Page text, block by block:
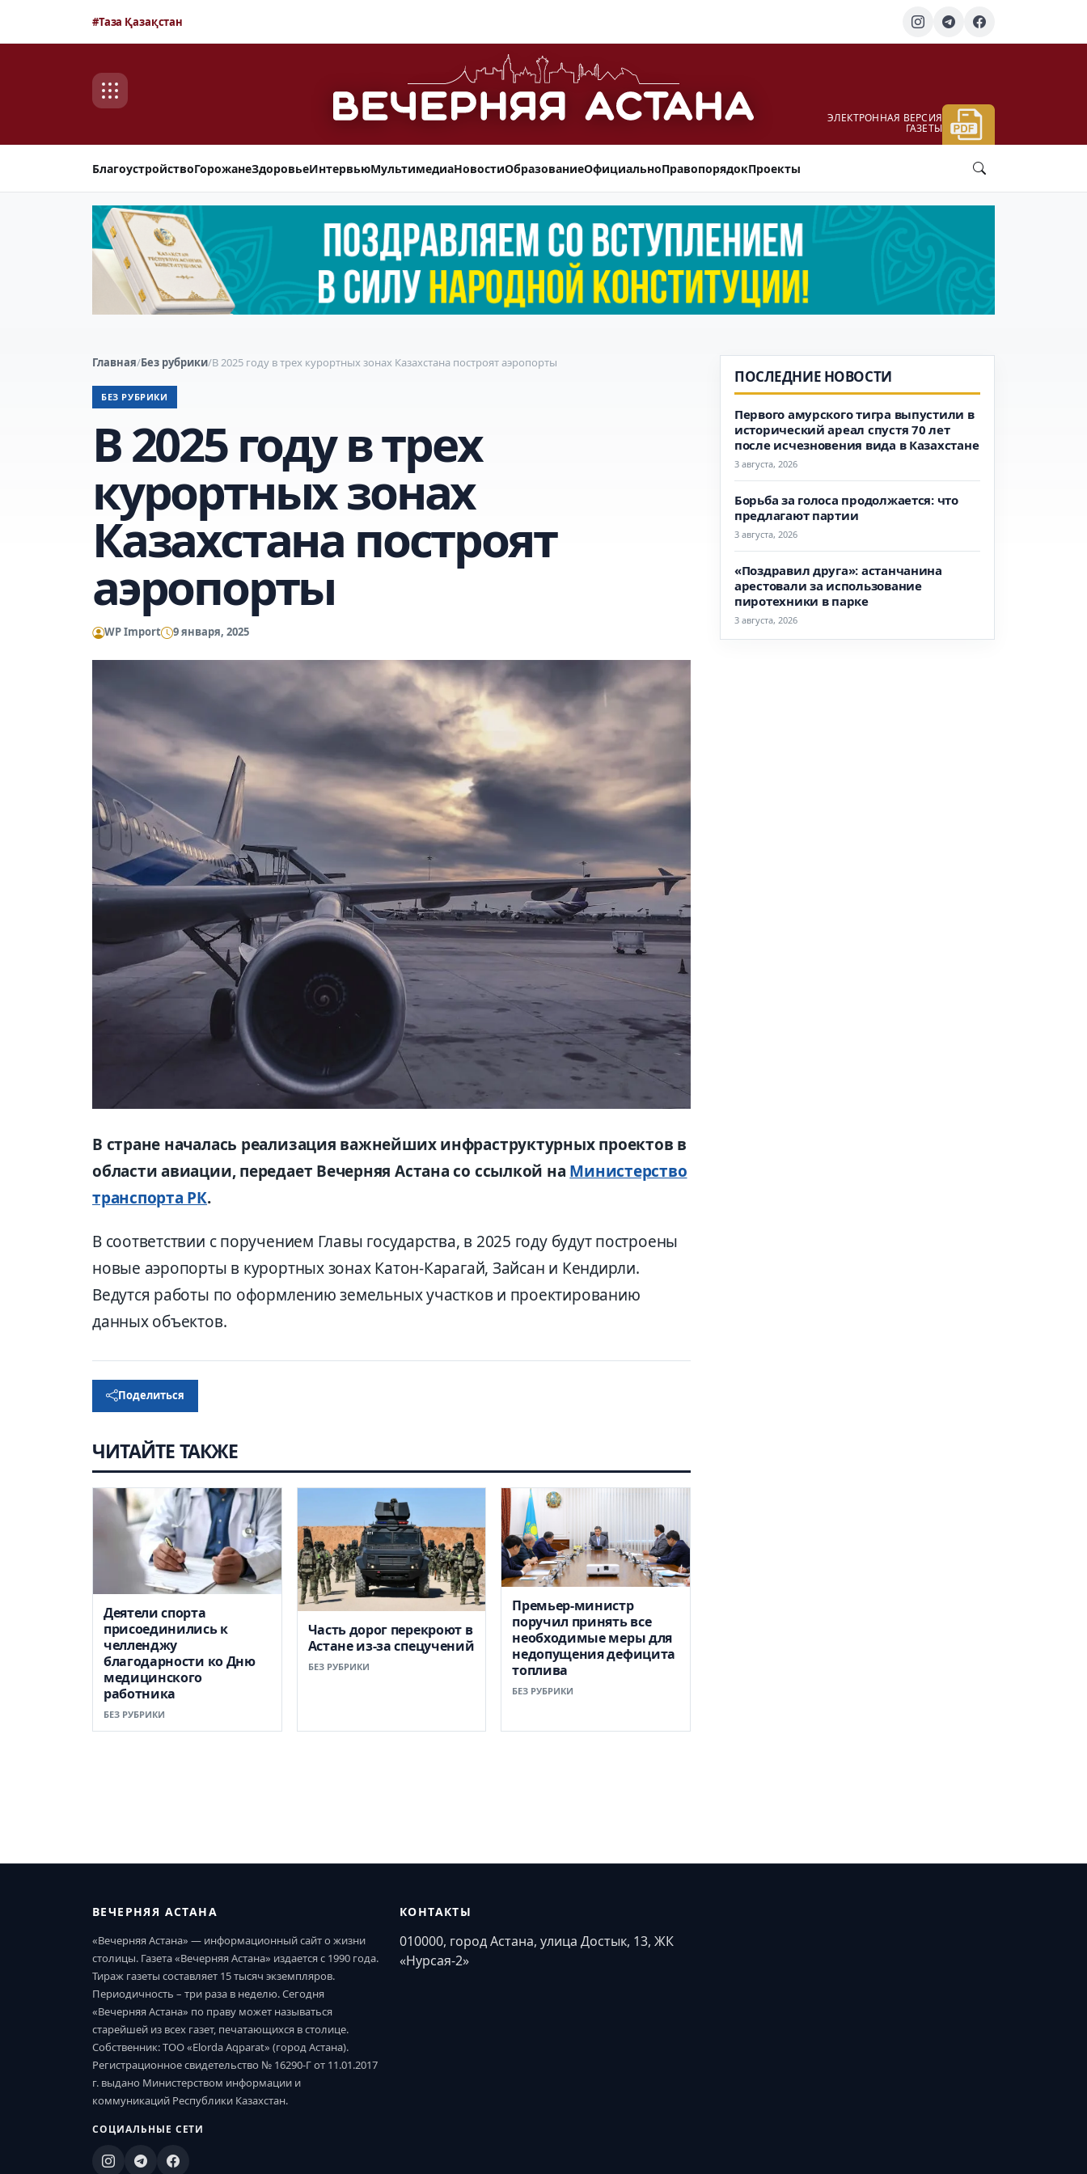
#Таза Қазақстан
ЭЛЕКТРОННАЯ ВЕРСИЯ
ГАЗЕТЫ
БлагоустройствоГорожанеЗдоровьеИнтервьюМультимедиаНовостиОбразованиеОфициальноПравопорядокПроекты
Главная/Без рубрики/В 2025 году в трех курортных зонах Казахстана построят аэропорты
БЕЗ РУБРИКИ
В 2025 году в трех
курортных зонах
Казахстана построят
аэропорты
WP Import 9 января, 2025
В стране началась реализация важнейших инфраструктурных проектов в
области авиации, передает Вечерняя Астана со ссылкой на Министерство
транспорта РК.
В соответствии с поручением Главы государства, в 2025 году будут построены
новые аэропорты в курортных зонах Катон-Карагай, Зайсан и Кендирли.
Ведутся работы по оформлению земельных участков и проектированию
данных объектов.
Поделиться
ЧИТАЙТЕ ТАКЖЕ
Деятели спорта
присоединились к
челленджу
благодарности ко Дню
медицинского
работника
БЕЗ РУБРИКИ
Часть дорог перекроют в
Астане из-за спецучений
БЕЗ РУБРИКИ
Премьер-министр
поручил принять все
необходимые меры для
недопущения дефицита
топлива
БЕЗ РУБРИКИ
ПОСЛЕДНИЕ НОВОСТИ
Первого амурского тигра выпустили в
исторический ареал спустя 70 лет
после исчезновения вида в Казахстане
3 августа, 2026
Борьба за голоса продолжается: что
предлагают партии
3 августа, 2026
«Поздравил друга»: астанчанина
арестовали за использование
пиротехники в парке
3 августа, 2026
ВЕЧЕРНЯЯ АСТАНА
«Вечерняя Астана» — информационный сайт о жизни
столицы. Газета «Вечерняя Астана» издается с 1990 года.
Тираж газеты составляет 15 тысяч экземпляров.
Периодичность – три раза в неделю. Сегодня
«Вечерняя Астана» по праву может называться
старейшей из всех газет, печатающихся в столице.
Собственник: ТОО «Elorda Aqparat» (город Астана).
Регистрационное свидетельство № 16290-Г от 11.01.2017
г. выдано Министерством информации и
коммуникаций Республики Казахстан.
СОЦИАЛЬНЫЕ СЕТИ
КОНТАКТЫ
010000, город Астана, улица Достык, 13, ЖК
«Нурсая-2»